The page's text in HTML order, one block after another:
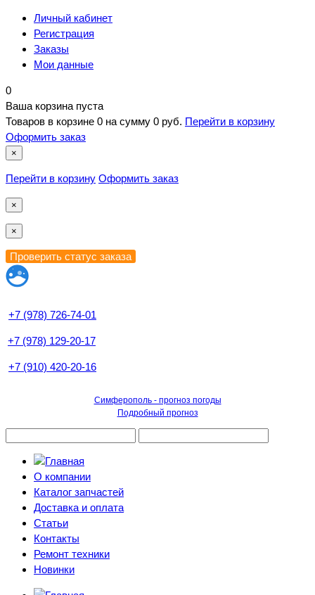
Личный кабинет
Регистрация
Заказы
Мои данные
0
Ваша корзина пуста
Товаров в корзине 0 на сумму 0 руб. Перейти в корзину
Оформить заказ
×
Перейти в корзину Оформить заказ
×
×
+7 (978) 726-74-01
+7 (978) 129-20-17
+7 (910) 420-20-16
Симферополь - прогноз погоды
Подробный прогноз
О компании
Каталог запчастей
Доставка и оплата
Статьи
Контакты
Ремонт техники
Новинки